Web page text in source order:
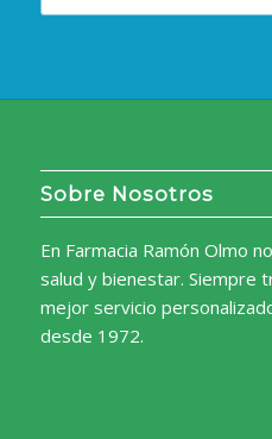
era:
es:
Sobre Nosotros
En Farmacia Ramón Olmo
salud y bienestar. Siempre
mejor servicio
desde 1972.